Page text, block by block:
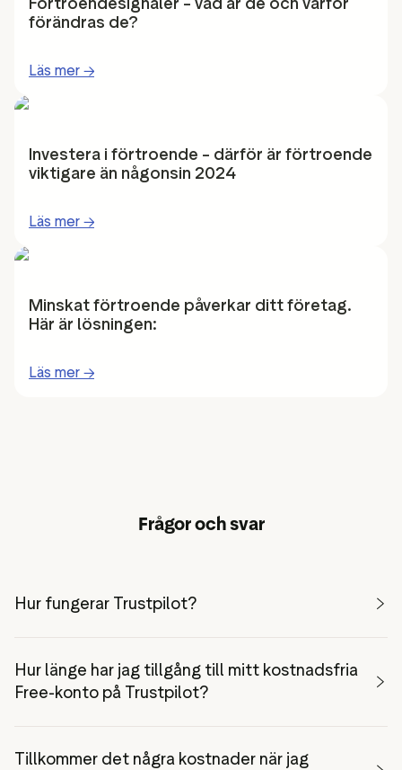
förändras de?
Läs mer →
Investera i förtroende – därför är förtroende
viktigare än någonsin 2024
Läs mer →
Minskat förtroende påverkar ditt företag.
Här är lösningen:
Läs mer →
Frågor och svar
Hur fungerar Trustpilot?
Hur länge har jag tillgång till mitt kostnadsfria
Free-konto på Trustpilot?
Tillkommer det några kostnader när jag